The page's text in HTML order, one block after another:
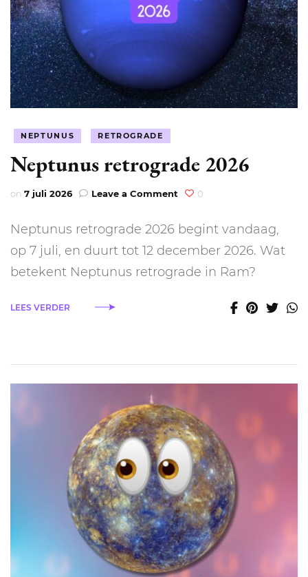
NEPTUNUS RETROGRADE
Neptunus retrograde 2026
on 7 juli 2026 Leave a Comment on
2026
0
Neptunus retrograde 2026 begint vandaag,
op 7 juli, en duurt tot 12 december 2026. Wat
betekent Neptunus retrograde in Ram?
LEES VERDER